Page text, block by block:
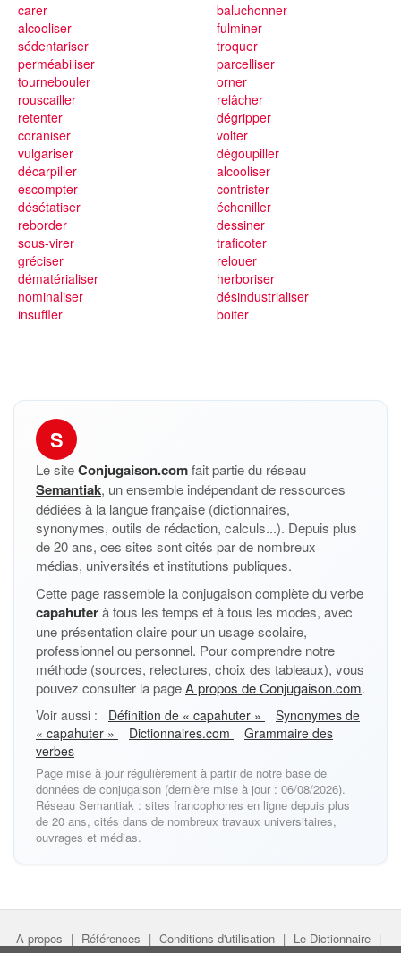
carer
alcooliser
sédentariser
perméabiliser
tournebouler
rouscailler
retenter
coraniser
vulgariser
baluchonner
fulminer
troquer
parcelliser
orner
relâcher
dégripper
volter
dégoupiller
décarpiller
escompter
désétatiser
reborder
sous-virer
gréciser
dématérialiser
nominaliser
insuffler
alcooliser
contrister
écheniller
dessiner
traficoter
relouer
herboriser
désindustrialiser
boiter
S
Le siteConjugaison.comfait partie du réseau
Semantiak, un ensemble indépendant de ressources
dédiées à la langue française (dictionnaires,
synonymes, outils de rédaction, calculs...). Depuis plus
de 20 ans, ces sites sont cités par de nombreux
médias, universités et institutions publiques.
Cette page rassemble la conjugaison complète du verbe
capahuterà tous les temps et à tous les modes, avec
une présentation claire pour un usage scolaire,
professionnel ou personnel. Pour comprendre notre
méthode (sources, relectures, choix des tableaux), vous
pouvez consulter la pageA propos de Conjugaison.com.
Voir aussi : Définition de « capahuter »
Synonymes de
« capahuter »
Dictionnaires.com
Grammaire des
verbes
Page mise à jour régulièrement à partir de notre base de
données de conjugaison (dernière mise à jour : 06/08/2026).
Réseau Semantiak : sites francophones en ligne depuis plus
de 20 ans, cités dans de nombreux travaux universitaires,
ouvrages et médias.
A propos | Références | Conditions d'utilisation | Le Dictionnaire |